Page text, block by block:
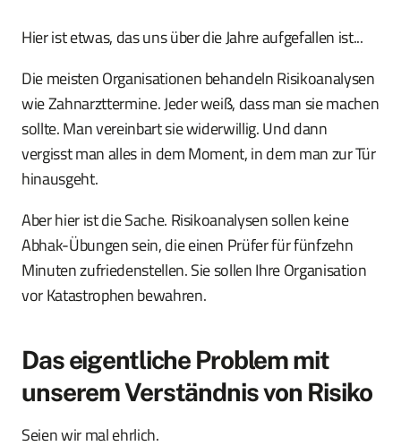
Hier ist etwas, das uns über die Jahre aufgefallen ist...
Die meisten Organisationen behandeln Risikoanalysen
wie Zahnarzttermine. Jeder weiß, dass man sie machen
sollte. Man vereinbart sie widerwillig. Und dann
vergisst man alles in dem Moment, in dem man zur Tür
hinausgeht.
Aber hier ist die Sache. Risikoanalysen sollen keine
Abhak-Übungen sein, die einen Prüfer für fünfzehn
Minuten zufriedenstellen. Sie sollen Ihre Organisation
vor Katastrophen bewahren.
Das eigentliche Problem mit
unserem Verständnis von Risiko
Seien wir mal ehrlich.